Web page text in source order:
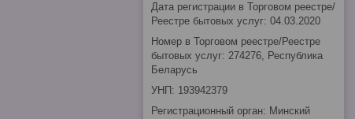
Дата регистрации в Торговом реестре/
Реестре бытовых услуг: 04.03.2020
Номер в Торговом реестре/Реестре
бытовых услуг: 274276, Республика
Беларусь
УНП: 193942379
Регистрационный орган: Минский